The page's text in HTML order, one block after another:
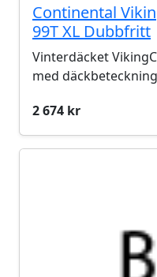
Continental
99T XL Dubbfritt
Vinterdäcket
med
2 674 kr